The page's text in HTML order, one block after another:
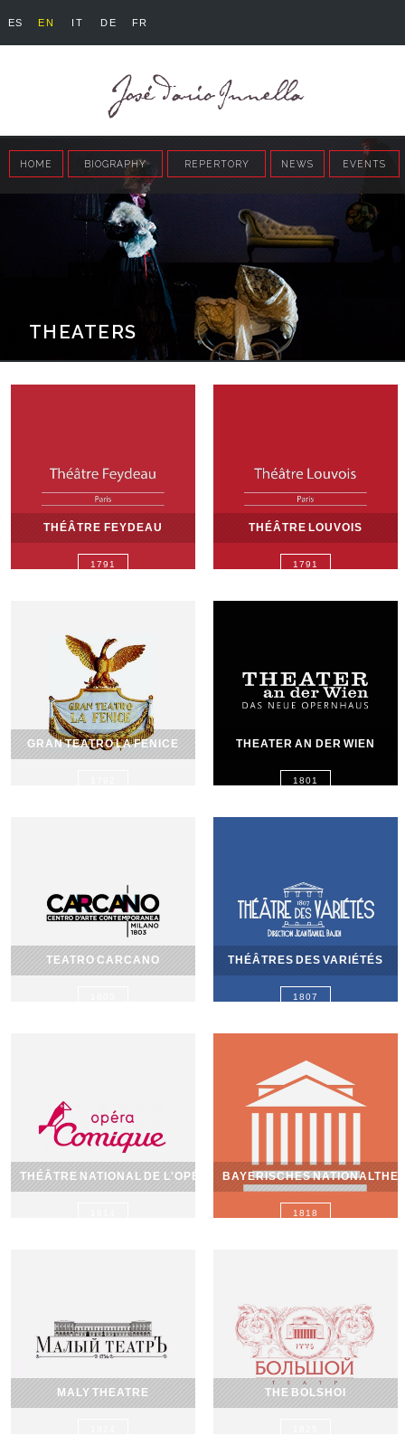
ES EN IT DE FR
HOME BIOGRAPHY REPERTORY NEWS EVENTS
THEATERS
THÉÂTRE FEYDEAU
1791
THÉÂTRE LOUVOIS
1791
GRAN TEATRO LA FENICE THEATER AN DER WIEN
1801
TEATRO CARCANO THÉÂTRES DES VARIÉTÉS
1807
THÉÂTRE NATIONAL DE L'OPÉRA-COMIQUE
BAYERISCHES
1818
MALY THEATRE THE BOLSHOI